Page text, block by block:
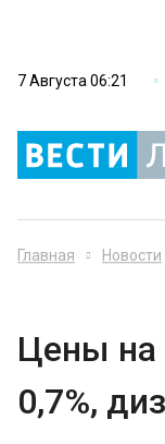
7 Августа 06:21
Главная Новости
Цены на
0,7%,